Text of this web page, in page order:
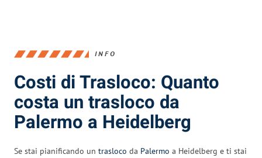
INFO
Costi di Trasloco: Quanto
costa un trasloco da
Palermo a Heidelberg
Se stai pianificando un trasloco da Palermo a Heidelberg e ti stai